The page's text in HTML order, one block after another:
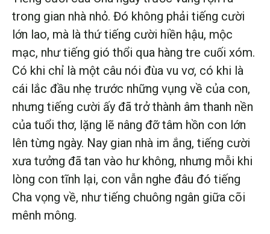
trong gian nhà nhỏ. Đó không phải tiếng cười
lớn lao, mà là thứ tiếng cười hiền hậu, mộc
mạc, như tiếng gió thổi qua hàng tre cuối xóm.
Có khi chỉ là một câu nói đùa vu vơ, có khi là
cái lắc đầu nhẹ trước những vụng về của con,
nhưng tiếng cười ấy đã trở thành âm thanh nền
của tuổi thơ, lặng lẽ nâng đỡ tâm hồn con lớn
lên từng ngày. Nay gian nhà im ắng, tiếng cười
xưa tưởng đã tan vào hư không, nhưng mỗi khi
lòng con tĩnh lại, con vẫn nghe đâu đó tiếng
Cha vọng về, như tiếng chuông ngân giữa cõi
mênh mông.